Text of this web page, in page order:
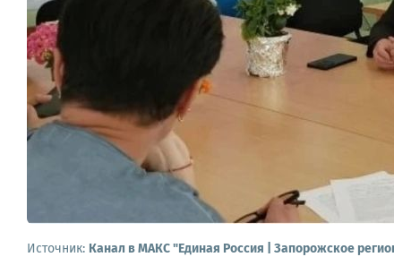
Источник: Канал в МАКС "Единая Россия | Запорожское